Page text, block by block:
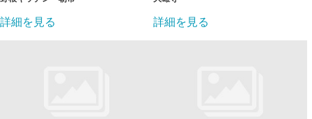
詳細を見る 詳細を見る